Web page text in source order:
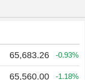
65,683.26 -0.93%
65,560.00 -1.18%